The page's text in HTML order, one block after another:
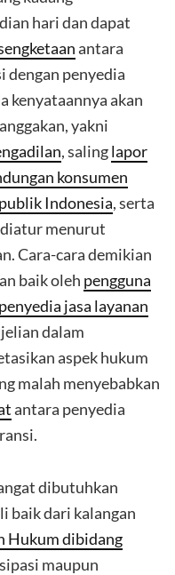
hari dan dapat
antara
dengan penyedia
kenyataannya akan
yakni
, salinglapor
konsumen
Indonesia, serta
menurut
Cara-cara demikian
baik oleh pengguna
penyedia jasa layanan
dalam
aspek hukum
malah menyebabkan
antara penyedia
dibutuhkan
baik dari kalangan
Hukum dibidang
maupun